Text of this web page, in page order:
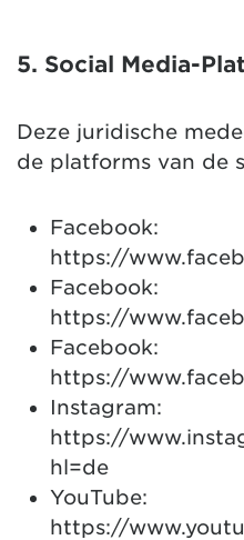
5. Social Media-
Deze juridische
de platforms van de
Facebook:
https://
Facebook:
https://
Facebook:
https://
Instagram:
https://
hl=de
YouTube:
https://